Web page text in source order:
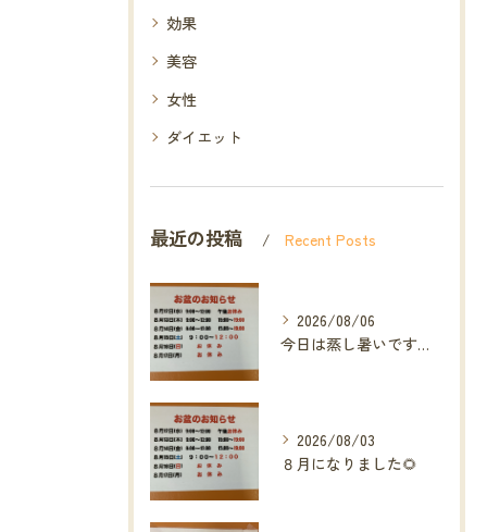
効果
美容
女性
ダイエット
最近の投稿 Recent Posts
2026/08/06
今日は蒸し暑いですね🥵ありがたい事に今年の草加市は
2026/08/03
８月になりました🌻